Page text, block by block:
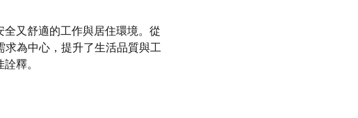
又舒適的工作與居住環境。從
求為中心，提升了生活品質與工
釋。